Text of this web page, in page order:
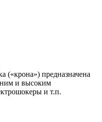
(«крона») предназначена
и высоким
и т.п.